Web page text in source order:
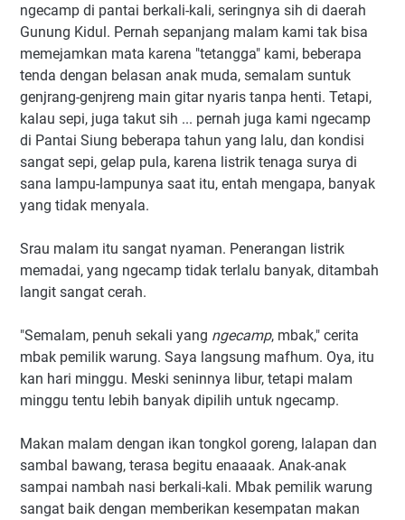
ngecamp di pantai berkali-kali, seringnya sih di daerah
Gunung Kidul. Pernah sepanjang malam kami tak bisa
memejamkan mata karena "tetangga" kami, beberapa
tenda dengan belasan anak muda, semalam suntuk
genjrang-genjreng main gitar nyaris tanpa henti. Tetapi,
kalau sepi, juga takut sih ... pernah juga kami ngecamp
di Pantai Siung beberapa tahun yang lalu, dan kondisi
sangat sepi, gelap pula, karena listrik tenaga surya di
sana lampu-lampunya saat itu, entah mengapa, banyak
yang tidak menyala.
Srau malam itu sangat nyaman. Penerangan listrik
memadai, yang ngecamp tidak terlalu banyak, ditambah
langit sangat cerah.
"Semalam, penuh sekali yang ngecamp, mbak," cerita
mbak pemilik warung. Saya langsung mafhum. Oya, itu
kan hari minggu. Meski seninnya libur, tetapi malam
minggu tentu lebih banyak dipilih untuk ngecamp.
Makan malam dengan ikan tongkol goreng, lalapan dan
sambal bawang, terasa begitu enaaaak. Anak-anak
sampai nambah nasi berkali-kali. Mbak pemilik warung
sangat baik dengan memberikan kesempatan makan